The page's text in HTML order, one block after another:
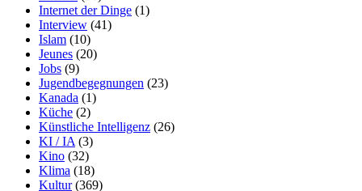
Internet der Dinge (1)
Interview (41)
Islam (10)
Jeunes (20)
Jobs (9)
Jugendbegegnungen (23)
Kanada (1)
Küche (2)
Künstliche Intelligenz (26)
KI / IA (3)
Kino (32)
Klima (18)
Kultur(369)